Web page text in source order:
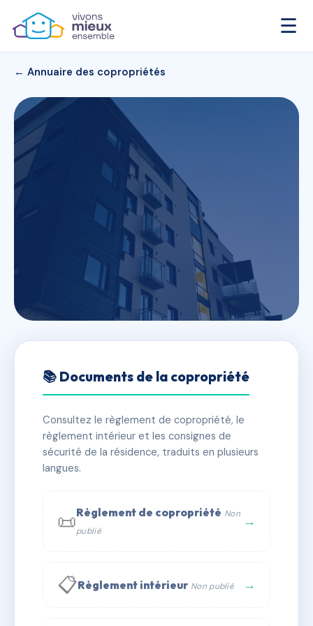
☰
← Annuaire des copropriétés
LA SORCA
✓ Immatriculée 🏠 64 lots 🏗 1 bâtiment(s)
📞 Contacter Syndic Digital
📚 Documents de la copropriété
Consultez le règlement de copropriété, le
règlement intérieur et les consignes de
sécurité de la résidence, traduits en plusieurs
langues.
📜Règlement de copropriété Non
publié
→
📋Règlement intérieur Non publié →